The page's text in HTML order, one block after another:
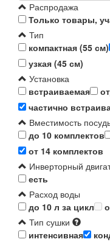
Распродажа
Только товары,
Тип
компактная (55 см)
узкая (45 см)
Установка
встраиваемая
частично
Вместимость
до 10 комплектов
от 14 комплектов
Инверторный
есть
Расход воды
до 10 л за цикл
Тип сушки
интенсивная